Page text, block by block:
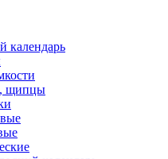
календарь
щипцы